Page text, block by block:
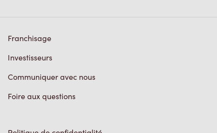
Investisseurs
Communiquer avec nous
Foire aux questions